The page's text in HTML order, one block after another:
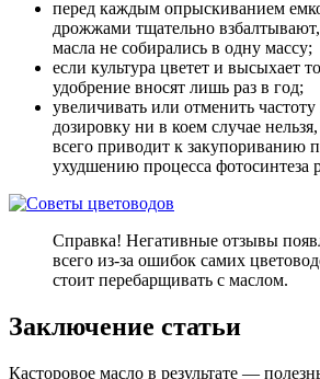
перед каждым опрыскиванием
дрожжами тщательно
масла не собирались в одну массу;
если культура цветет и высыхает
удобрение вносят лишь раз в год;
увеличивать или отменить
дозировку ни в коем случае
всего приводит к закупориванию
ухудшению процесса фотосинтеза
Справка! Негативные отзывы
всего из-за ошибок самих
стоит перебарщивать с маслом.
Заключение статьи
Касторовое масло в результате —